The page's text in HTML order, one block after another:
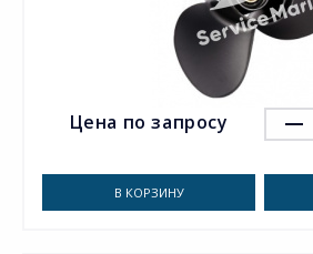
Цена по запросу
В КОРЗИНУ